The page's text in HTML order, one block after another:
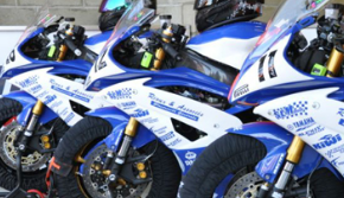
PRESSE
accéder à la billetterie